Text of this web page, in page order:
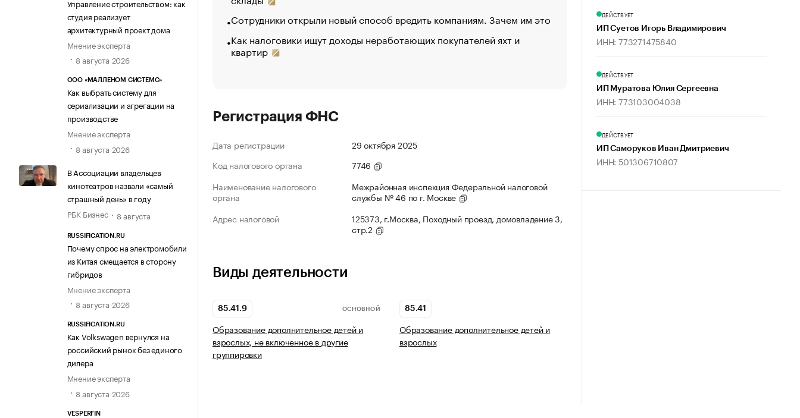
Управление строительством: как
студия реализует
архитектурный проект дома
Мнение эксперта
8 августа 2026
ООО «МАЛЛЕНОМ СИСТЕМС»
Как выбрать систему для
сериализации и агрегации на
производстве
Мнение эксперта
8 августа 2026
В Ассоциации владельцев
кинотеатров назвали «самый
страшный день» в году
РБК Бизнес
8 августа
RUSSIFICATION.RU
Почему спрос на электромобили
из Китая смещается в сторону
гибридов
Мнение эксперта
8 августа 2026
RUSSIFICATION.RU
Как Volkswagen вернулся на
российский рынок без единого
дилера
Мнение эксперта
8 августа 2026
VESPERFIN
Сотрудники открыли новый способ вредить компаниям. Зачем им это
Как налоговики ищут доходы неработающих покупателей яхт и
квартир
Стресс обеспеченных людей: почему рост доходов
Что обвинения против Павла Дурова значат для
Регистрация ФНС
Дата регистрации
29 октября 2025
Код налогового органа
7746
Наименование налогового
органа
Межрайонная инспекция Федеральной налоговой
службы № 46 по г. Москве
Адрес налоговой
125373, г.Москва, Походный проезд, домовладение 3,
стр.2
Виды деятельности
85.41.9 ОСНОВНОЙ
Образование дополнительное детей и
взрослых, не включенное в другие
группировки
85.41
Образование дополнительное детей и
взрослых
ДЕЙСТВУЕТ
ИП Суетов Игорь Владимирович
ИНН: 773271475840
ДЕЙСТВУЕТ
ИП Муратова Юлия Сергеевна
ИНН: 773103004038
ДЕЙСТВУЕТ
ИП Саморуков Иван Дмитриевич
ИНН: 501306710807